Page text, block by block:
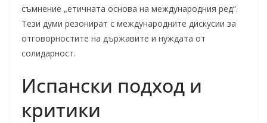
съмнение „етичната основа на международния ред“.
Тези думи резонират с международните дискусии за
отговорностите на държавите и нуждата от
солидарност.
Испански подход и
критики